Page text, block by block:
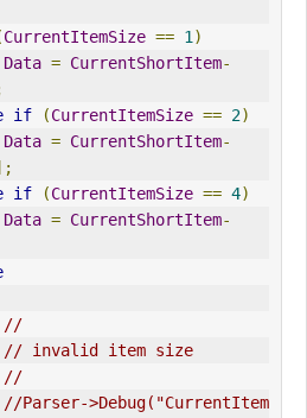
CurrentItemSize == 1)
Data = CurrentShortItem-
if (CurrentItemSize == 2)
Data = CurrentShortItem-
if (CurrentItemSize == 4)
Data = CurrentShortItem-
//
// invalid item size
//
//Parser->Debug("CurrentItem